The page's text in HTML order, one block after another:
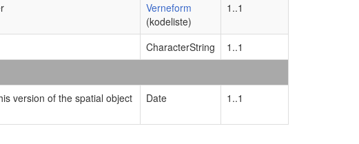
Verneform
(kodeliste)
1..1
CharacterString
1..1
version of the spatial object
Date 1..1